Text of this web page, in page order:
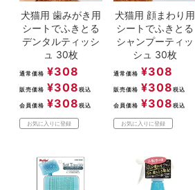
犬猫用 歯みがき用
シートでふきとる
デンタルティッシ
ュ 30枚
通常価格 ¥308
販売価格 ¥308 税込
会員価格 ¥308 税込
お気に入りに登録
犬猫用 顔まわり用
シートでふきとる
シャンプーティッ
シュ 30枚
通常価格 ¥308
販売価格 ¥308 税込
会員価格 ¥308 税込
お気に入りに登録